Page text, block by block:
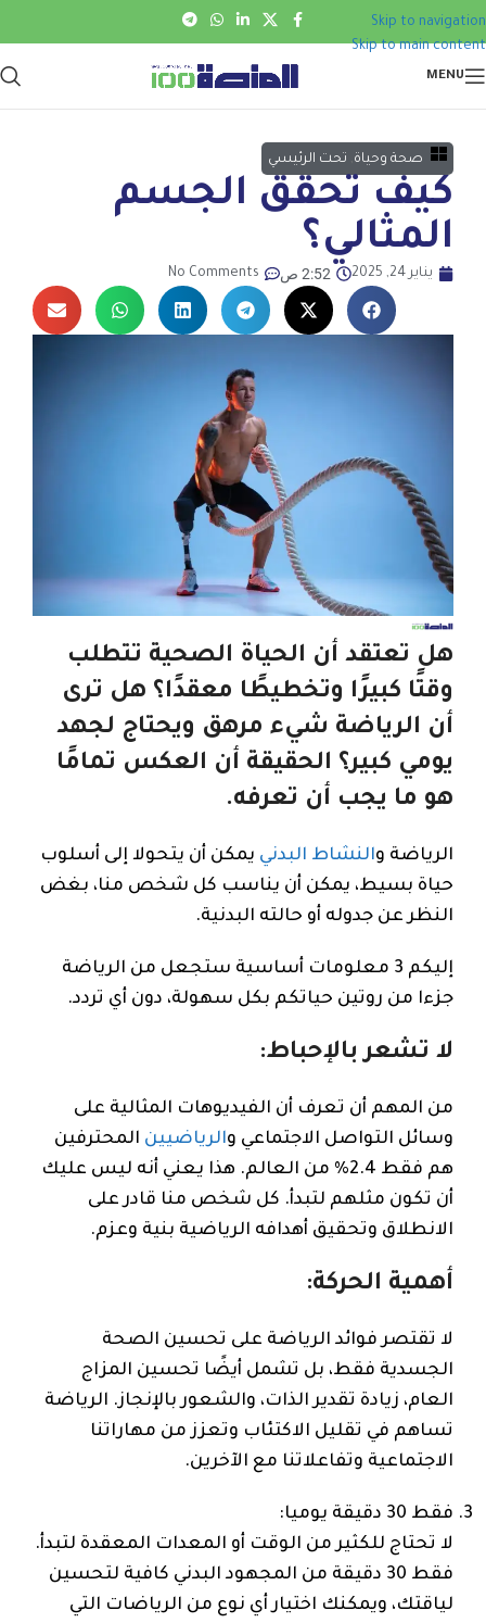
Skip to navigation
Skip to main content
MENU
صحة وحياة تحت الرئيسي
كيف تحقق الجسم
المثالي؟
يناير 24, 2025 2:52 ص No Comments
هل تعتقد أن الحياة الصحية تتطلب
وقتًا كبيرًا وتخطيطًا معقدًا؟ هل ترى
أن الرياضة شيء مرهق ويحتاج لجهد
يومي كبير؟ الحقيقة أن العكس تمامًا
هو ما يجب أن تعرفه.
الرياضة والنشاط البدني يمكن أن يتحولا إلى أسلوب
حياة بسيط، يمكن أن يناسب كل شخص منا، بغض
النظر عن جدوله أو حالته البدنية.
إليكم 3 معلومات أساسية ستجعل من الرياضة
جزءا من روتين حياتكم بكل سهولة، دون أي تردد.
لا تشعر بالإحباط:
من المهم أن تعرف أن الفيديوهات المثالية على
وسائل التواصل الاجتماعي والرياضيين المحترفين
هم فقط 2.4% من العالم. هذا يعني أنه ليس عليك
أن تكون مثلهم لتبدأ. كل شخص منا قادر على
الانطلاق وتحقيق أهدافه الرياضية بنية وعزم.
أهمية الحركة:
لا تقتصر فوائد الرياضة على تحسين الصحة
الجسدية فقط، بل تشمل أيضًا تحسين المزاج
العام، زيادة تقدير الذات، والشعور بالإنجاز. الرياضة
تساهم في تقليل الاكتئاب وتعزز من مهاراتنا
الاجتماعية وتفاعلاتنا مع الآخرين.
فقط 30 دقيقة يوميا:
لا تحتاج للكثير من الوقت أو المعدات المعقدة لتبدأ.
فقط 30 دقيقة من المجهود البدني كافية لتحسين
لياقتك، ويمكنك اختيار أي نوع من الرياضات التي